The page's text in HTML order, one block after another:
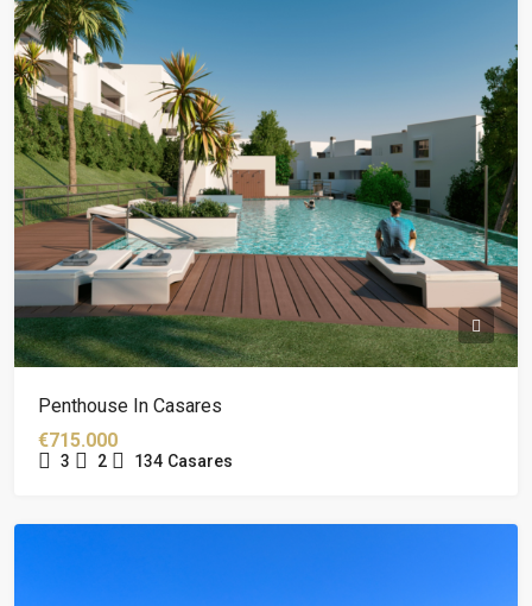
Penthouse In Casares
€715.000
3 2 134 Casares